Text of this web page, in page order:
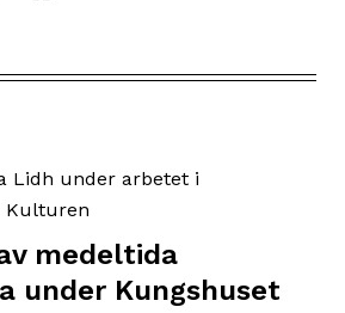
–
som
utvecklas
att
bevaras
medeltida
under Kungshuset